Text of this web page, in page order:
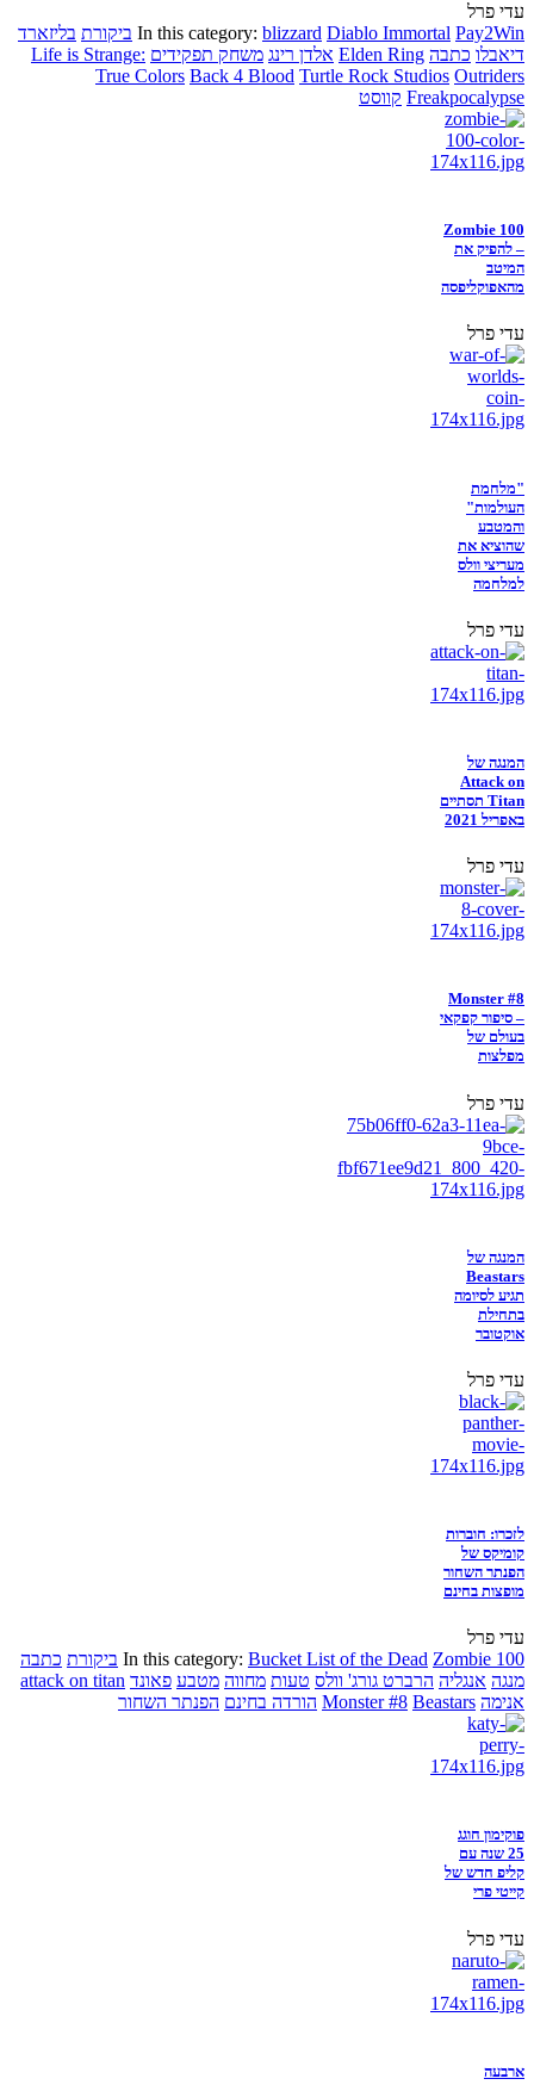
עדי פרל
In this category: blizzard Diablo Immortal Pay2Win ביקורת בליזארד
דיאבלו כתבה Elden Ring אלדן רינג משחק תפקידים Life is Strange:
True Colors Back 4 Blood Turtle Rock Studios Outriders
Freakpocalypse קווסט
Zombie 100
– להפיק את
המיטב
מהאפוקליפסה
עדי פרל
"מלחמת
העולמות"
והמטבע
שהוציא את
מעריצי וולס
למלחמה
עדי פרל
המנגה של
Attack on
Titan תסתיים
באפריל 2021
עדי פרל
Monster #8
– סיפור קפקאי
בעולם של
מפלצות
עדי פרל
המנגה של
Beastars
תגיע לסיומה
בתחילת
אוקטובר
עדי פרל
לזכרו: חוברות
קומיקס של
הפנתר השחור
מופצות בחינם
עדי פרל
In this category: Bucket List of the Dead Zombie 100 ביקורת כתבה
מנגה אנגליה הרברט גורג' וולס טעות מחווה מטבע פאונד attack on titan
אנימה
Monster #8 Beastars הורדה בחינם הפנתר השחור
פוקימון חוגג
25 שנה עם
קליפ חדש של
קייטי פרי
עדי פרל
ארבעה